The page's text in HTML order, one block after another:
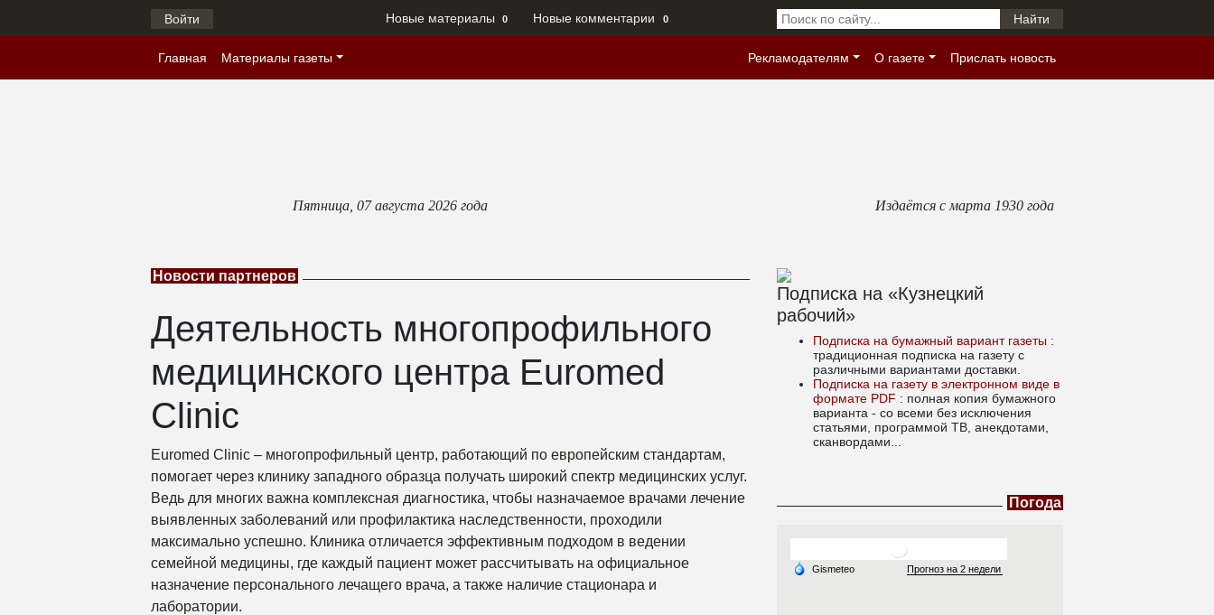
Войти Новые материалы 0 Новые комментарии 0
Главная Материалы газеты Рекламодателям О газете Прислать новость
Пятница, 07 августа 2026 года Издаётся с марта 1930 года
Новости партнеров
Деятельность многопрофильного
медицинского центра Euromed
Clinic
Euromed Clinic – многопрофильный центр, работающий по европейским стандартам,
помогает через клинику западного образца получать широкий спектр медицинских услуг.
Ведь для многих важна комплексная диагностика, чтобы назначаемое врачами лечение
выявленных заболеваний или профилактика наследственности, проходили
максимально успешно. Клиника отличается эффективным подходом в ведении
семейной медицины, где каждый пациент может рассчитывать на официальное
назначение персонального лечащего врача, а также наличие стационара и
лаборатории.
Подписка на «Кузнецкий
рабочий»
Подписка на бумажный вариант газеты :
традиционная подписка на газету с
различными вариантами доставки.
Подписка на газету в электронном виде в
формате PDF : полная копия бумажного
варианта - со всеми без исключения
статьями, программой ТВ, анекдотами,
сканвордами...
Погода